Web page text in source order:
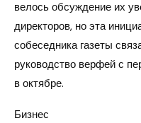
велось обсуждение их
директоров, но эта
собеседника газеты
руководство верфей с
в октябре.
Бизнес